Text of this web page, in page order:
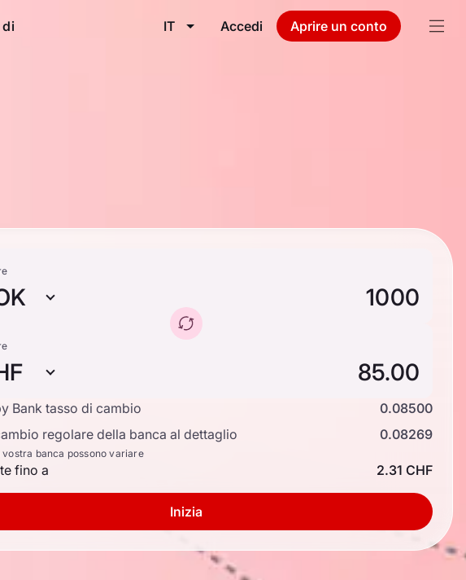
IT Accedi Aprire un conto
Bank tasso di cambio
0.08500
regolare della banca al dettaglio
0.08269
vostra banca possono variare
fino a 2.31 CHF
Inizia